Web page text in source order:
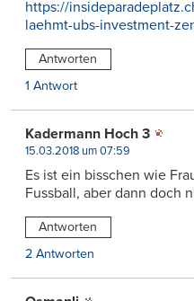
https://
laehmt-ubs-investment-
Antworten
1 Antwort
Kadermann Hoch 3
15.03.2018 um 07:59
Es ist ein bisschen wie
Fussball, aber dann doch
Antworten
2 Antworten